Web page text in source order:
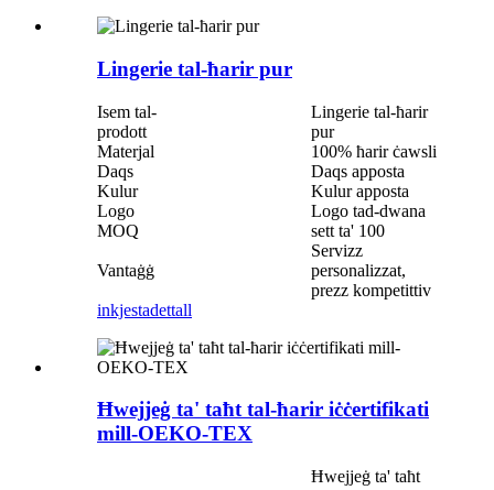
Lingerie tal-ħarir pur
Isem tal-
prodott
Lingerie tal-ħarir
pur
Materjal
100% ħarir ċawsli
Daqs
Daqs apposta
Kulur
Kulur apposta
Logo
Logo tad-dwana
MOQ
sett ta' 100
Vantaġġ
Servizz
personalizzat,
prezz kompetittiv
inkjestadettall
Ħwejjeġ ta' taħt tal-ħarir iċċertifikati
mill-OEKO-TEX
Ħwejjeġ ta' taħt